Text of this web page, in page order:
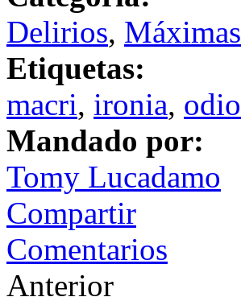
Delirios, Máximas
Etiquetas:
macri, ironia, odio
Mandado por:
Tomy Lucadamo
Compartir
Comentarios
Anterior